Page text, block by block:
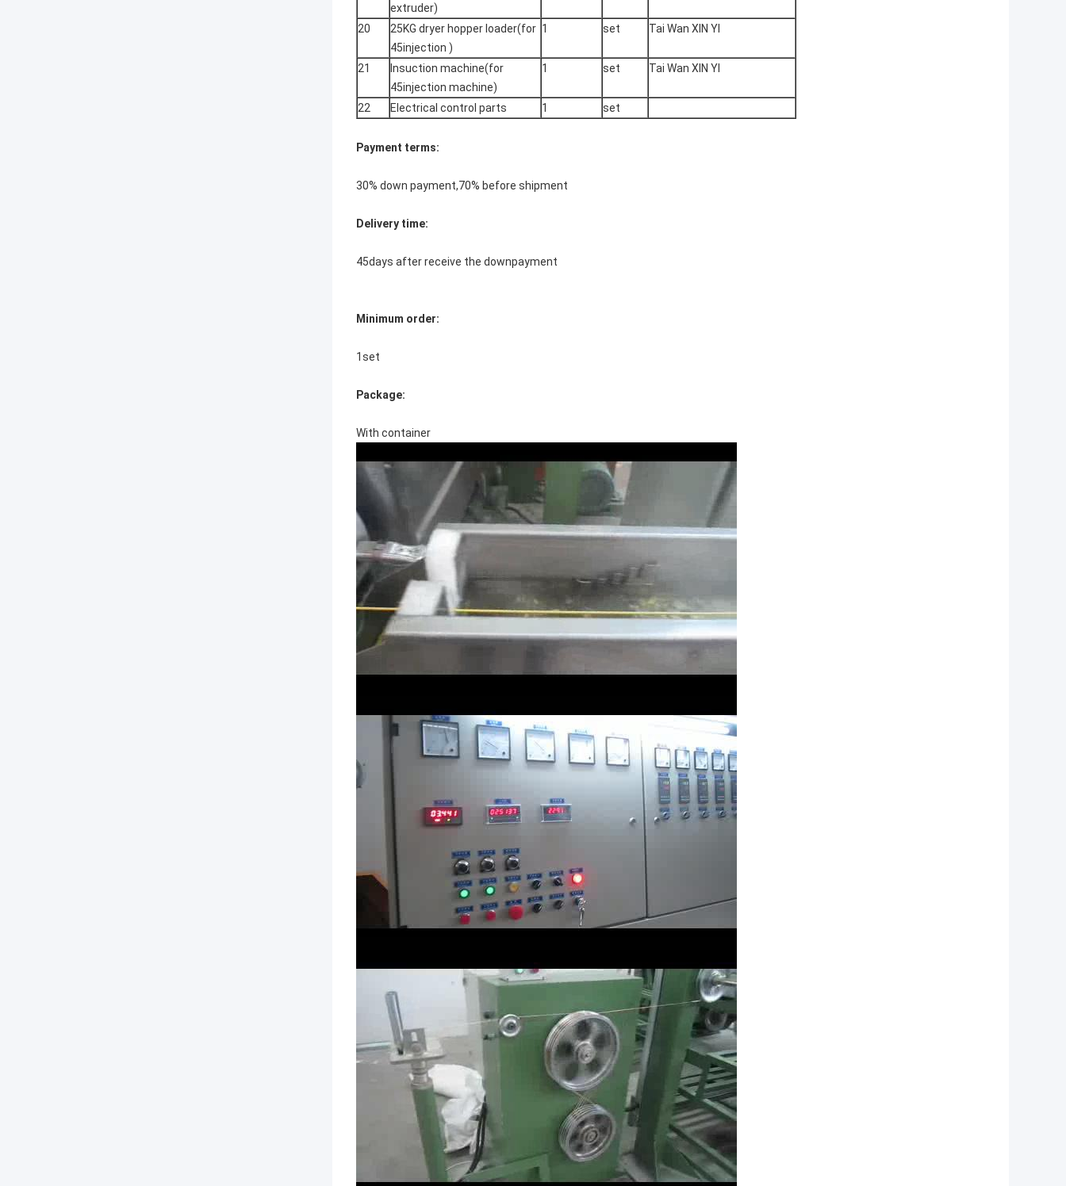
extruder)
20
25KG dryer hopper loader(for
45injection )
1 set Tai Wan XIN YI
21
Insuction machine(for
45injection machine)
1 set Tai Wan XIN YI
22 Electrical control parts 1 set
Payment terms:
30% down payment,70% before shipment
Delivery time:
45days after receive the downpayment
Minimum order:
1set
Package:
With container